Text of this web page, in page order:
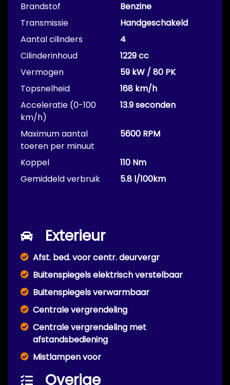
Brandstof
Benzine
Transmissie
Handgeschakeld
Aantal cilinders
4
Cilinderinhoud
1229 cc
Vermogen
59 kW / 80 PK
Topsnelheid
168 km/h
Acceleratie (0-100
km/h)
13.9 seconden
Maximum aantal
toeren per minuut
5600 RPM
Koppel
110 Nm
Gemiddeld verbruik
5.8 l/100km
Exterieur
Afst. bed. voor centr. deurvergr
Buitenspiegels elektrisch verstelbaar
Buitenspiegels verwarmbaar
Centrale vergrendeling
Centrale vergrendeling met
afstandsbediening
Mistlampen voor
Overige